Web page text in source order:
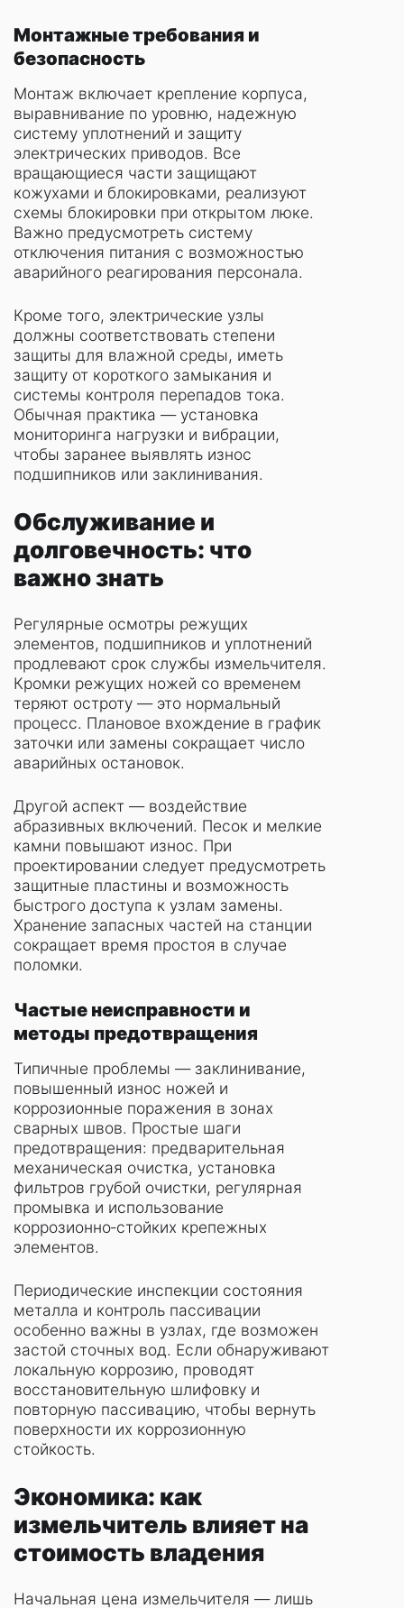
Монтажные требования и
безопасность
Монтаж включает крепление корпуса,
выравнивание по уровню, надежную
систему уплотнений и защиту
электрических приводов. Все
вращающиеся части защищают
кожухами и блокировками, реализуют
схемы блокировки при открытом люке.
Важно предусмотреть систему
отключения питания с возможностью
аварийного реагирования персонала.
Кроме того, электрические узлы
должны соответствовать степени
защиты для влажной среды, иметь
защиту от короткого замыкания и
системы контроля перепадов тока.
Обычная практика — установка
мониторинга нагрузки и вибрации,
чтобы заранее выявлять износ
подшипников или заклинивания.
Обслуживание и
долговечность: что
важно знать
Регулярные осмотры режущих
элементов, подшипников и уплотнений
продлевают срок службы измельчителя.
Кромки режущих ножей со временем
теряют остроту — это нормальный
процесс. Плановое вхождение в график
заточки или замены сокращает число
аварийных остановок.
Другой аспект — воздействие
абразивных включений. Песок и мелкие
камни повышают износ. При
проектировании следует предусмотреть
защитные пластины и возможность
быстрого доступа к узлам замены.
Хранение запасных частей на станции
сокращает время простоя в случае
поломки.
Частые неисправности и
методы предотвращения
Типичные проблемы — заклинивание,
повышенный износ ножей и
коррозионные поражения в зонах
сварных швов. Простые шаги
предотвращения: предварительная
механическая очистка, установка
фильтров грубой очистки, регулярная
промывка и использование
коррозионно‑стойких крепежных
элементов.
Периодические инспекции состояния
металла и контроль пассивации
особенно важны в узлах, где возможен
застой сточных вод. Если обнаруживают
локальную коррозию, проводят
восстановительную шлифовку и
повторную пассивацию, чтобы вернуть
поверхности их коррозионную
стойкость.
Экономика: как
измельчитель влияет на
стоимость владения
Начальная цена измельчителя — лишь